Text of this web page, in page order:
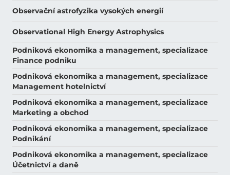
Observační astrofyzika vysokých energií
Observational High Energy Astrophysics
Podniková ekonomika a management, specializace
Finance podniku
Podniková ekonomika a management, specializace
Management hotelnictví
Podniková ekonomika a management, specializace
Marketing a obchod
Podniková ekonomika a management, specializace
Podnikání
Podniková ekonomika a management, specializace
Účetnictví a daně